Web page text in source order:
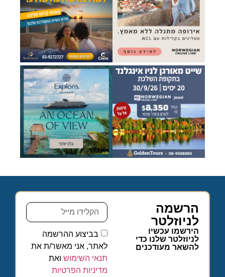
הרשמה
לניוזלטר
הירשמו עכשיו
לניוזלטר שלנו כדי
להשאר מעודכנים
בביצוע ההרשמה
לאתר, אני מאשר/ת את
תנאי השימוש ואת
מדיניות הפרטיות